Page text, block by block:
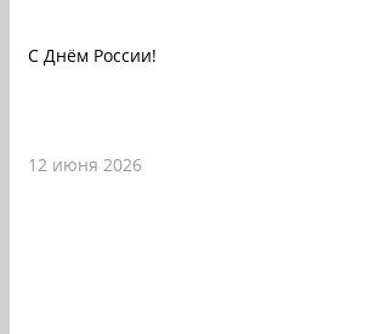
С Днём России!
12 июня 2026